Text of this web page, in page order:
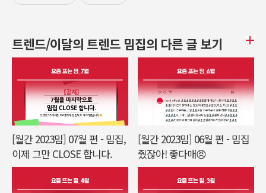
트렌드/이달의 트렌드 밈집의 다른 글 보기
[월간 2023밈] 07월 편 - 밈집,
이제 그만 CLOSE 합니다.
[월간 2023밈] 06월 편 - 밈집
줬잖아! 좋다매😠